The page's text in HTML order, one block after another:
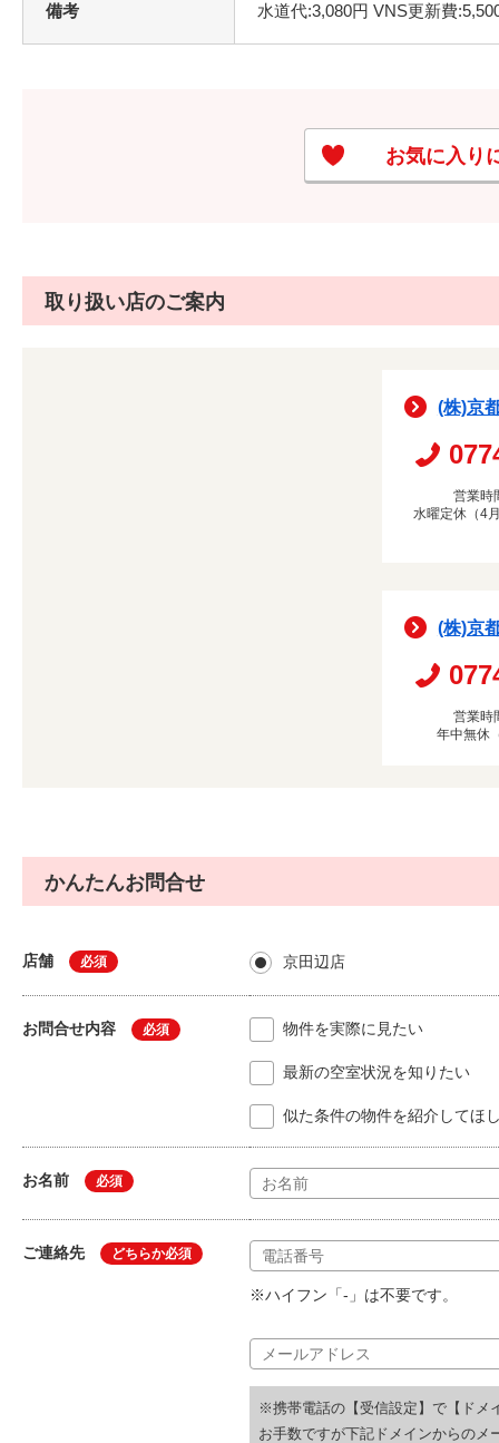
備考 水道代:3,080円 VNS更新費
お気に入り
取り扱い店のご案内
(株)京
営業時
水曜定休（4
(株)京
営業時
年中無休
かんたんお問合せ
店舗 必須 京田辺店
お問合せ内容 必須 物件を実際に見たい
最新の空室状況を知りたい
似た条件の物件を紹介してほ
お名前 必須
ご連絡先 どちらか必須
※ハイフン「-」は不要です。
※携帯電話の【受信設定】で【ドメ
お手数ですが下記ドメインからのメ